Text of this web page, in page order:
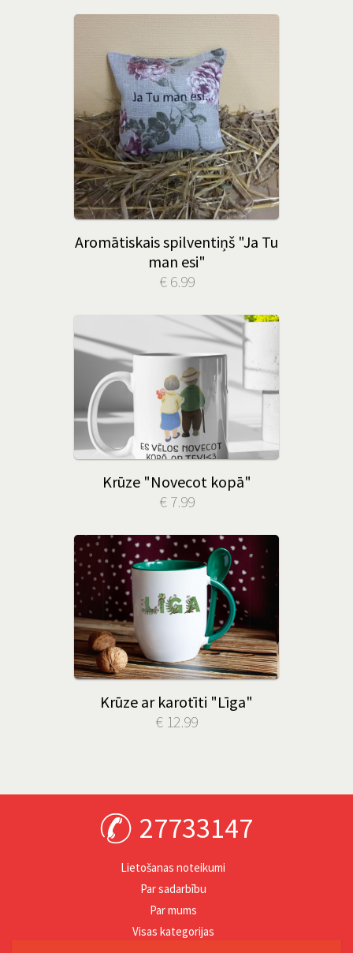
Aromātiskais spilventiņš "Ja Tu
man esi"
€ 6.99
Krūze "Novecot kopā"
€ 7.99
Krūze ar karotīti "Līga"
€ 12.99
27733147
Lietošanas noteikumi
Par sadarbību
Par mums
Visas kategorijas